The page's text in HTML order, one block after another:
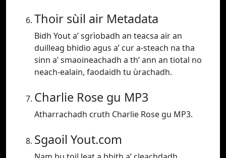
Thoir sùil air Metadata
Bidh Yout a’ sgrìobadh an teacsa air an
duilleag bhidio agus a’ cur a-steach na tha
sinn a’ smaoineachadh a th’ ann an tiotal no
neach-ealain, faodaidh tu ùrachadh.
Charlie Rose gu MP3
Atharrachadh cruth Charlie Rose gu MP3.
Sgaoil Yout.com